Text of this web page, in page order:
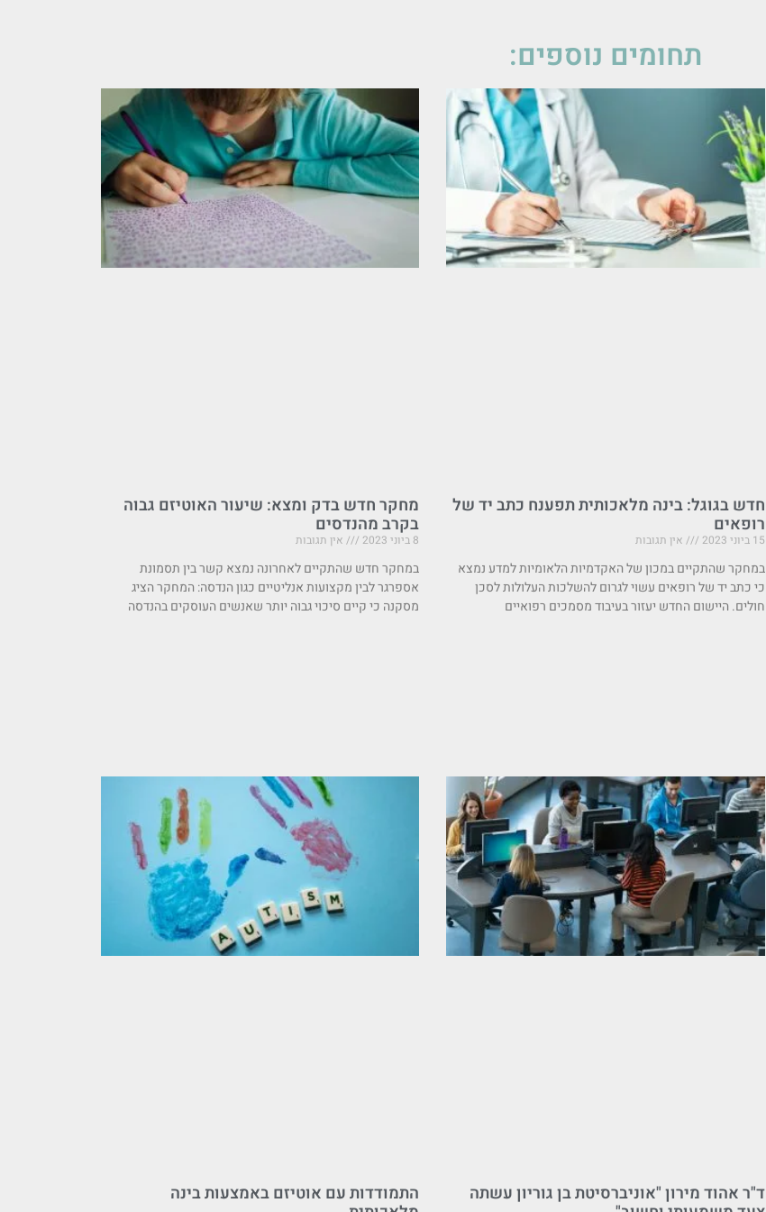
תחומים נוספים:
חדש בגוגל: בינה מלאכותית תפענח כתב יד של
רופאים
15 ביוני 2023 אין תגובות
במחקר שהתקיים במכון של האקדמיות הלאומיות למדע נמצא
כי כתב יד של רופאים עשוי לגרום להשלכות העלולות לסכן
חולים. היישום החדש יעזור בעיבוד מסמכים רפואיים
מחקר חדש בדק ומצא: שיעור האוטיזם גבוה
בקרב מהנדסים
8 ביוני 2023 אין תגובות
במחקר חדש שהתקיים לאחרונה נמצא קשר בין תסמונת
אספרגר לבין מקצועות אנליטיים כגון הנדסה: המחקר הציג
מסקנה כי קיים סיכוי גבוה יותר שאנשים העוסקים בהנדסה
ד"ר אהוד מירון "אוניברסיטת בן גוריון עשתה התמודדות עם אוטיזם באמצעות בינה